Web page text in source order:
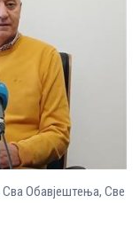
Сва Обавјештења, Све